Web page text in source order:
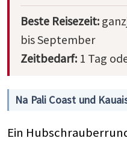
Beste Reisezeit:
bis September
Zeitbedarf: 1 Tag
Na Pali Coast und
Ein